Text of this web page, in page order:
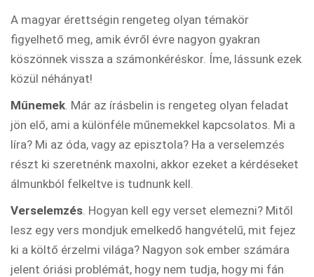
A magyar érettségin rengeteg olyan témakör
figyelhető meg, amik évről évre nagyon gyakran
köszönnek vissza a számonkéréskor. Íme, lássunk ezek
közül néhányat!
Műnemek. Már az írásbelin is rengeteg olyan feladat
jön elő, ami a különféle műnemekkel kapcsolatos. Mi a
líra? Mi az óda, vagy az episztola? Ha a verselemzés
részt ki szeretnénk maxolni, akkor ezeket a kérdéseket
álmunkból felkeltve is tudnunk kell.
Verselemzés. Hogyan kell egy verset elemezni? Mitől
lesz egy vers mondjuk emelkedő hangvételű, mit fejez
ki a költő érzelmi világa? Nagyon sok ember számára
jelent óriási problémát, hogy nem tudja, hogy mi fán